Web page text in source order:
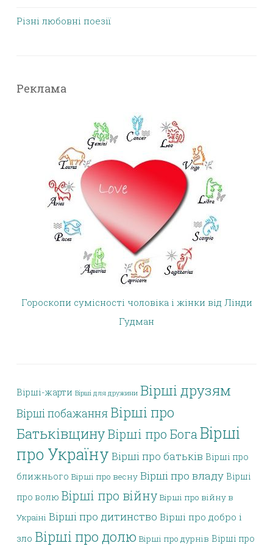
Різні любовні поезії
Реклама
Гороскопи сумісності чоловіка і жінки від Лінди
Гудман
Вірші-жарти Вірші для дружини Вірші друзям
Вірші побажання Вірші про
БатьківщинуВірші про БогаВірші
про Україну Вірші про батьків Вірші про
ближнього Вірші про весну Вірші про владу Вірші
про волю Вірші про війну Вірші про війну в
Україні Вірші про дитинство Вірші про добро і
зло Вірші про долю Вірші про дурнів Вірші про